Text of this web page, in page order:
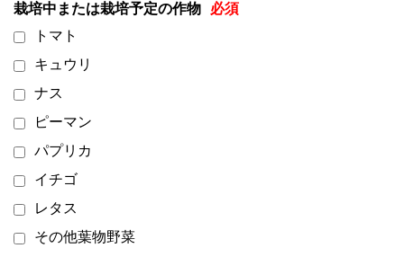
栽培中または栽培予定の作物
トマト
キュウリ
ナス
ピーマン
パプリカ
イチゴ
レタス
その他葉物野菜